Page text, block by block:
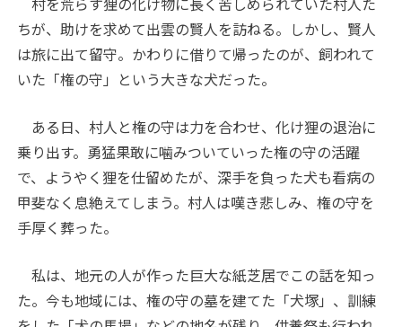
ちが、助けを求めて出雲の賢人を訪ねる。しかし、賢人
は旅に出て留守。かわりに借りて帰ったのが、飼われて
いた「権の守」という大きな犬だった。
ある日、村人と権の守は力を合わせ、化け狸の退治に
乗り出す。勇猛果敢に噛みついていった権の守の活躍
で、ようやく狸を仕留めたが、深手を負った犬も看病の
甲斐なく息絶えてしまう。村人は嘆き悲しみ、権の守を
手厚く葬った。
私は、地元の人が作った巨大な紙芝居でこの話を知っ
た。今も地域には、権の守の墓を建てた「犬塚」、訓練